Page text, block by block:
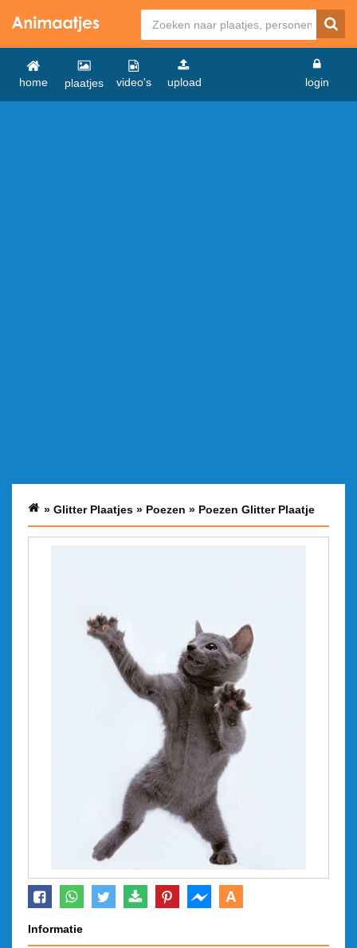
home plaatjes video's upload login
» Glitter Plaatjes » Poezen » Poezen Glitter Plaatje
A
Informatie